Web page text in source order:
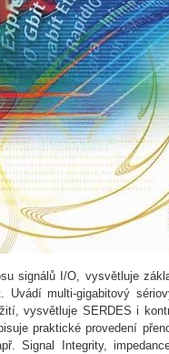
signálů I/O, vysvětluje
Uvádí multi-gigabitový
vysvětluje SERDES i
praktické provedení
Signal Integrity,